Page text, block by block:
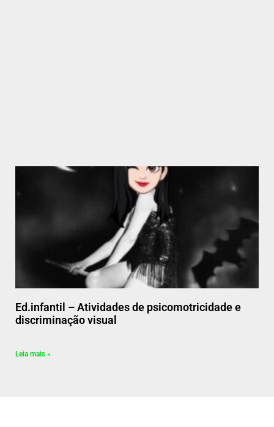
Ed.infantil – Atividades de psicomotricidade e
discriminação visual
Leia mais »